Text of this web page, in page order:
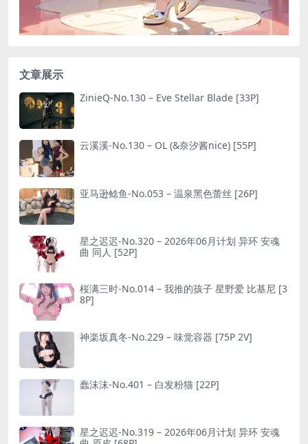
文章展示
ZinieQ-No.130 – Eve Stellar Blade [33P]
云溪溪-No.130 – OL (&奈汐酱nice) [55P]
亚马逊鲶鱼-No.053 – 温泉黑色蕾丝 [26P]
星之迟迟-No.320 – 2026年06月计划 异环 安魂
曲 同人 [52P]
桜满三时-No.014 – 我推的孩子 星野爱 比基尼 [3
8P]
神楽坂真冬-No.229 – 味觉容器 [75P 2V]
蠢沫沫-No.401 – 白发粉猫 [22P]
星之迟迟-No.319 – 2026年06月计划 异环 安魂